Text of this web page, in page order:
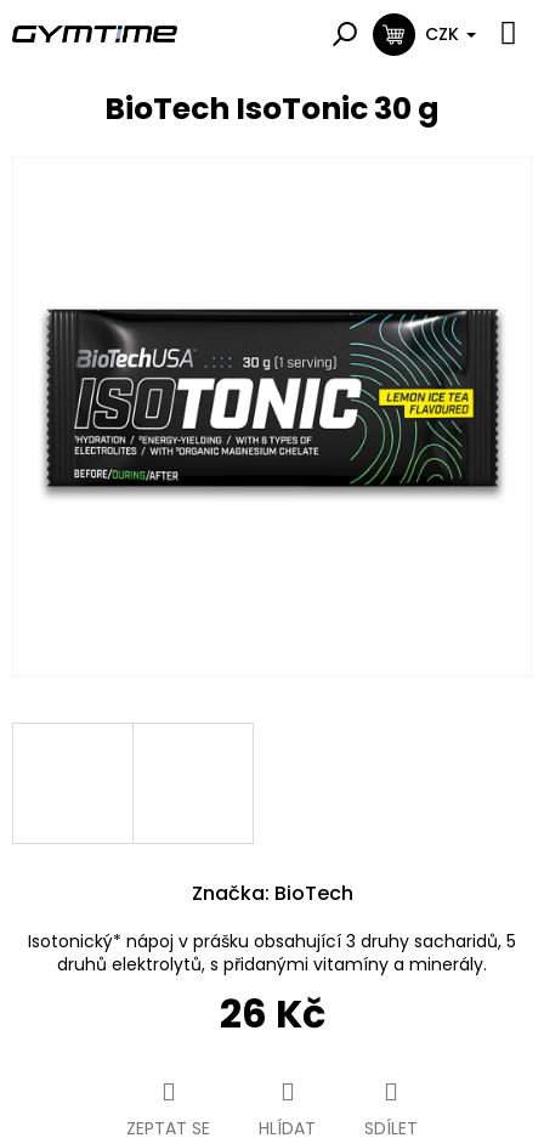
na
NÁKUPNÍ
CZK
BioTech IsoTonic 30 g
26 Kč
Isotonický* nápoj v prášku obsahující 3 druhy sacharidů, 5
druhů elektrolytů, s přidanými vitamíny a minerály.
ZEPTAT SE HLÍDAT SDÍLET
Značka: BioTech